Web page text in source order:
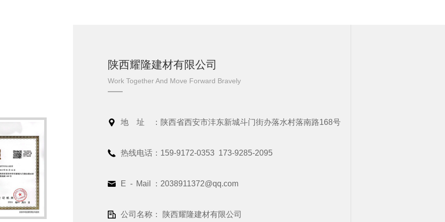
陕西耀隆建材有限公司
Work Together And Move Forward Bravely
地址： 陕西省西安市沣东新城斗门街办落水村落南路168号
热线电话： 159-9172-0353 173-9285-2095
E - Mail： 2038911372@qq.com
公司名称： 陕西耀隆建材有限公司